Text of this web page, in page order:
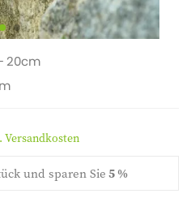
20
Versandkosten
und sparen Sie5 %